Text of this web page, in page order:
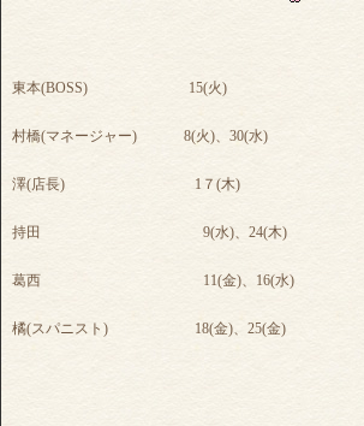
東本(BOSS) 15(火)
村橋(マネージャー) 8(火)、30(水)
澤(店長) 1７(木)
持田 9(水)、24(木)
葛西 11(金)、16(水)
橘(スパニスト) 18(金)、25(金)